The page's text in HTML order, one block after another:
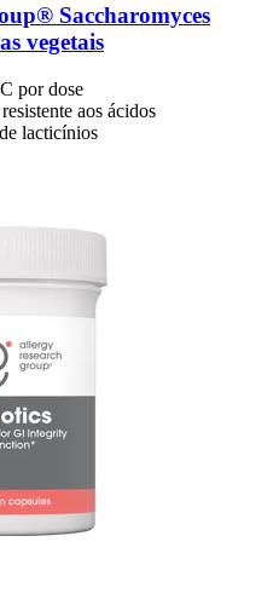
Saccharomyces
vegetais
por dose
aos ácidos
lacticínios